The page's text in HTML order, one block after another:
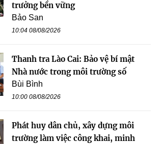
trưởng bền vững
Bảo San
10:04 08/08/2026
Thanh tra Lào Cai: Bảo vệ bí mật
Nhà nước trong môi trường số
Bùi Bình
10:00 08/08/2026
Phát huy dân chủ, xây dựng môi
trường làm việc công khai, minh